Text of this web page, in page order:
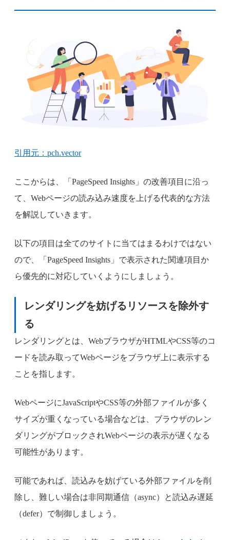
引用元：pch.vector
ここからは、「PageSpeed Insights」の改善項目に沿っ
て、Webページの読み込み速度を上げる代表的な方法
を解説していきます。
以下の項目は全てのサイトに当てはまるわけではない
ので、「PageSpeed Insights」で表示された関連項目か
ら優先的に対応していくようにしましょう。
レンダリングを妨げるリソースを除外す
る
レンダリングとは、WebブラウザがHTMLやCSS等のコ
ードを読み取ってWebページをブラウザ上に表示する
ことを指します。
WebページにJavaScriptやCSS等の外部ファイルが多く
サイズが重くなっている場合などは、ブラウザのレン
ダリングがブロックされWebページの表示が遅くなる
可能性があります。
可能であれば、読込みを妨げている外部ファイルを削
除し、難しい場合は非同期通信（async）と読込み遅延
（defer）で制御しましょう。